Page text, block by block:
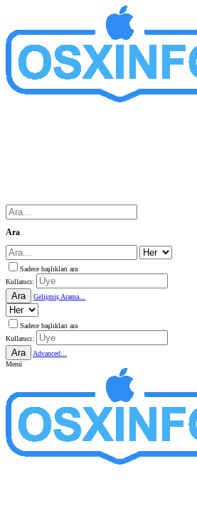
Ara
Sadece başlıkları ara
Kullanıcı:
Ara Gelişmiş Arama...
Sadece başlıkları ara
Kullanıcı:
Ara
Advanced...
Menü